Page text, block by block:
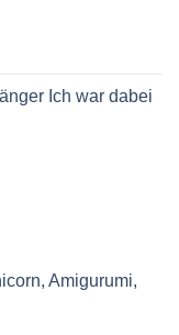
Ich war dabei
Amigurumi,